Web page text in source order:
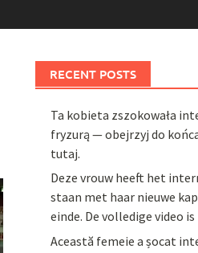
RECENT POSTS
Ta kobieta zszokowała
fryzurą — obejrzyj do
tutaj.
Deze vrouw heeft het
staan met haar nieuwe
einde. De volledige video is
Această femeie a șocat